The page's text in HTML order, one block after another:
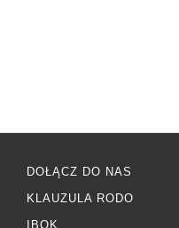
DOŁĄCZ DO NAS
KLAUZULA RODO
IBOK